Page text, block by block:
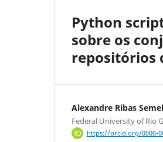
Python
sobre os
repositórios
Alexandre Ribas
Federal University of Rio
https://orcid.org/0000-